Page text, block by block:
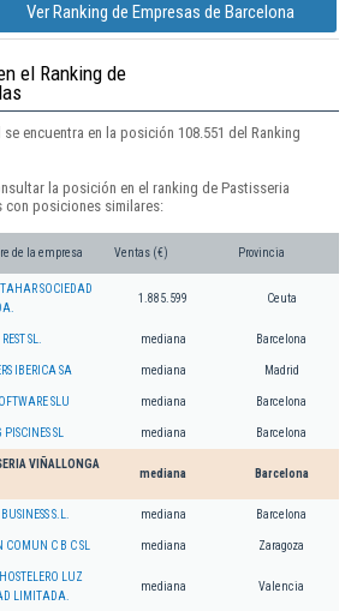
Ver Ranking de Empresas de Barcelona
el Ranking de
encuentra en la posición 108.551 del Ranking
la posición en el ranking de Pastisseria
con posiciones similares:
de la empresa Ventas (€) Provincia
SOCIEDAD
1.885.599 Ceuta
SL. mediana Barcelona
IBERICA SA mediana Madrid
SLU mediana Barcelona
SL mediana Barcelona
VIÑALLONGA
mediana Barcelona
S.L. mediana Barcelona
COMUN C B C SL mediana Zaragoza
LUZ
LIMITADA.
mediana Valencia